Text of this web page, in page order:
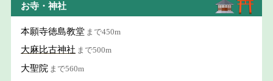
お寺・神社
本願寺徳島教堂 まで450m
大麻比古神社 まで500m
大聖院 まで560m